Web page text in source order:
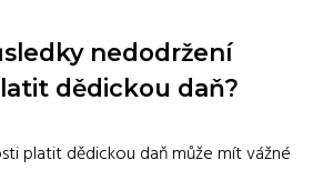
nedodržení
dědickou daň?
platit dědickou daň může mít vážné